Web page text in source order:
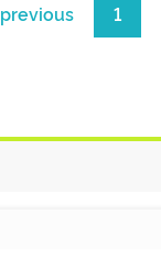
previous 1